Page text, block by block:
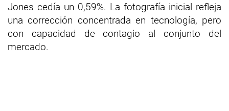
Jones cedía un 0,59%. La fotografía inicial refleja
una corrección concentrada en tecnología, pero
con capacidad de contagio al conjunto del
mercado.